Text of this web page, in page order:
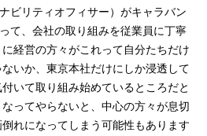
ビリティオフィサー）がキャラバン
て、会社の取り組みを従業員に丁寧
経営の方々がこれって自分たちだけ
いか、東京本社だけにしか浸透して
いて取り組み始めているところだと
ってやらないと、中心の方々が息切
れになってしまう可能性もあります